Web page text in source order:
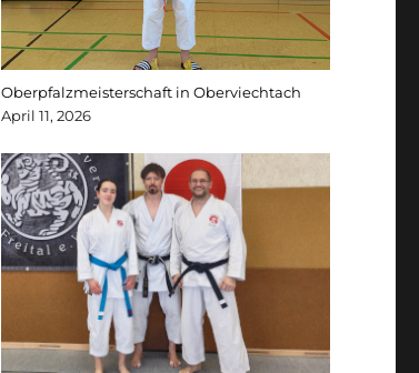
Oberpfalzmeisterschaft in Oberviechtach
April 11, 2026